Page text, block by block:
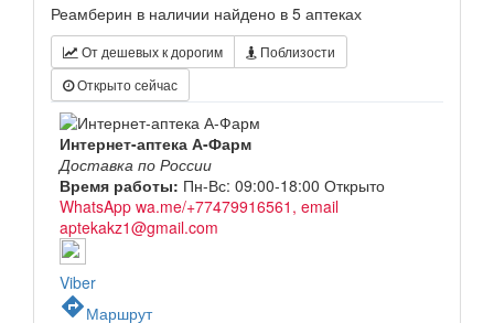
Реамберин в наличии найдено в 5 аптеках
От дешевых к дорогим
Поблизости
Открыто сейчас
Интернет-аптека А-Фарм
Доставка по России
Время работы: Пн-Вс: 09:00-18:00 Открыто
WhatsApp wa.me/+77479916561, email
aptekakz1@gmail.com
Viber
directionsМаршрут